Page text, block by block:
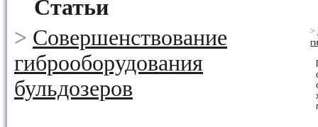
Статьи
> Совершенствование
гиброоборудования
бульдозеров
>